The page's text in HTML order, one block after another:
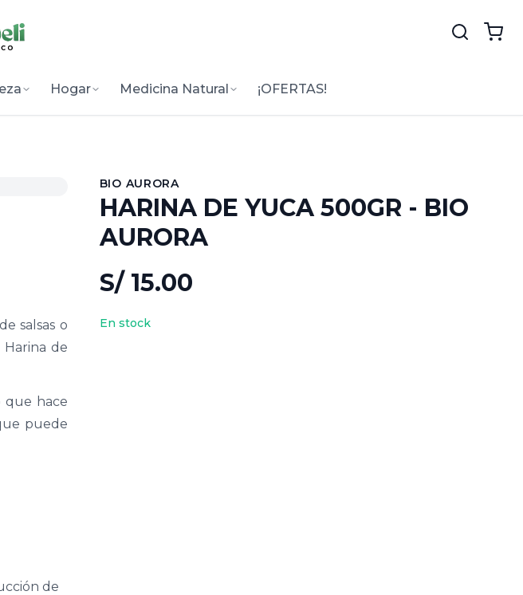
Hogar Medicina Natural ¡OFERTAS!
BIO AURORA
HARINA DE YUCA 500GR - BIO
AURORA
S/ 15.00
En stock
salsas o
de
que hace
puede
de